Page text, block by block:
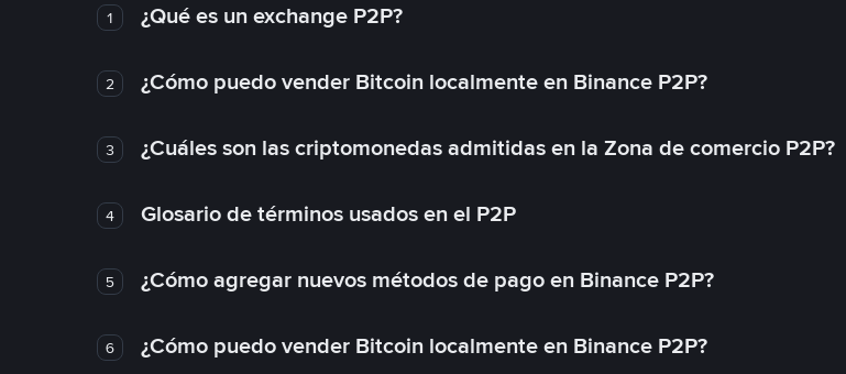
1 ¿Qué es un exchange P2P?
2 ¿Cómo puedo vender Bitcoin localmente en Binance P2P?
3 ¿Cuáles son las criptomonedas admitidas en la Zona de comercio P2P?
4 Glosario de términos usados en el P2P
5 ¿Cómo agregar nuevos métodos de pago en Binance P2P?
6 ¿Cómo puedo vender Bitcoin localmente en Binance P2P?